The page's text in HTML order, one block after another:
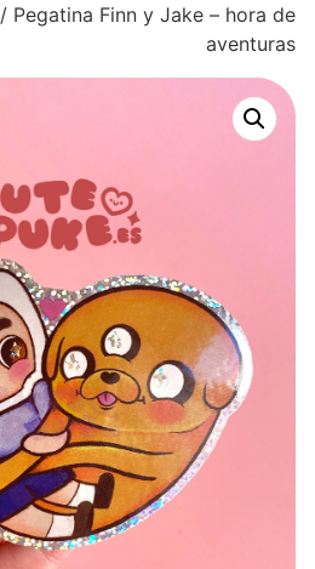
/ Pegatina Finn y Jake – hora de
aventuras